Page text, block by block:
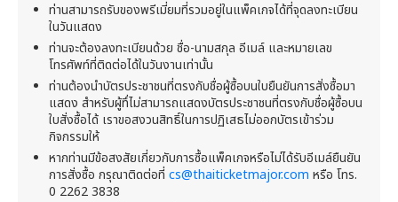
ท่านสามารถรับของพรีเมี่ยมที่รวมอยู่ในแพ็คเกจได้ที่จุดลงทะเบียน
ในวันแสดง
ท่านจะต้องลงทะเบียนด้วย ชื่อ-นามสกุล อีเมล์ และหมายเลข
โทรศัพท์ที่ติดต่อได้ในวันงานเท่านั้น
ท่านต้องนำบัตรประชาชนที่ตรงกับชื่อผู้ซื้อบนใบยืนยันการสั่งซื้อมา
แสดง สำหรับผู้ทึ่ไม่สามารถแสดงบัตรประชาชนที่ตรงกับชื่อผู้ซื้อบน
ใบสั่งซื้อได้ เราขอสงวนสิทธิ์ในการปฏิเสธไม่ออกบัตรเข้าร่วม
กิจกรรมให้
หากท่านมีข้อสงสัยเกี่ยวกับการซื้อแพ็คเกจหรือไม่ได้รับอีเมล์ยืนยัน
การสั่งซื้อ กรุณาติดต่อที่ cs@thaiticketmajor.com หรือ โทร.
0 2262 3838